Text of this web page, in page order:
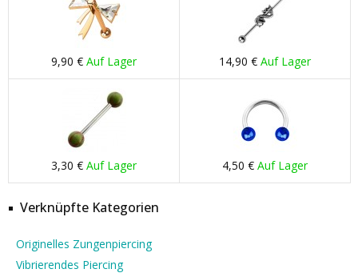
9,90 € Auf Lager 14,90 € Auf Lager
3,30 € Auf Lager 4,50 € Auf Lager
Verknüpfte Kategorien
Originelles Zungenpiercing
Vibrierendes Piercing